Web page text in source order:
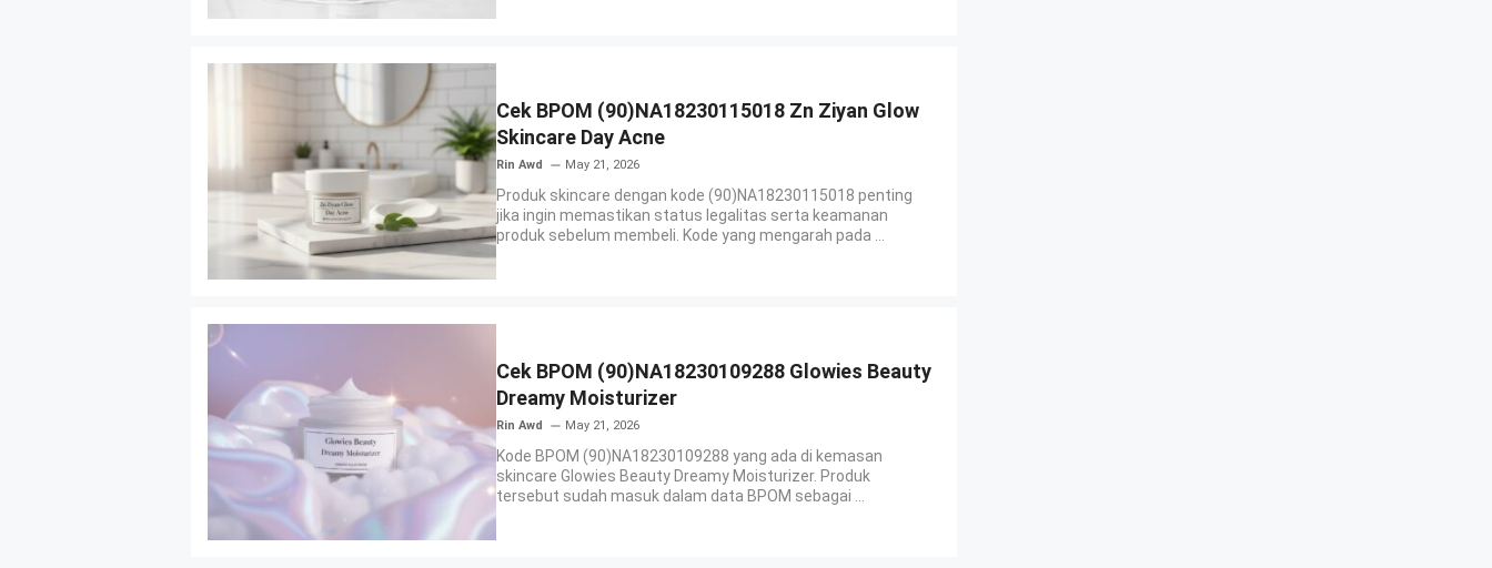
Cek BPOM (90)NA18230115018 Zn Ziyan Glow
Skincare Day Acne
Rin Awd May 21, 2026
Produk skincare dengan kode (90)NA18230115018 penting
jika ingin memastikan status legalitas serta keamanan
produk sebelum membeli. Kode yang mengarah pada ...
Cek BPOM (90)NA18230109288 Glowies Beauty
Dreamy Moisturizer
Rin Awd May 21, 2026
Kode BPOM (90)NA18230109288 yang ada di kemasan
skincare Glowies Beauty Dreamy Moisturizer. Produk
tersebut sudah masuk dalam data BPOM sebagai ...